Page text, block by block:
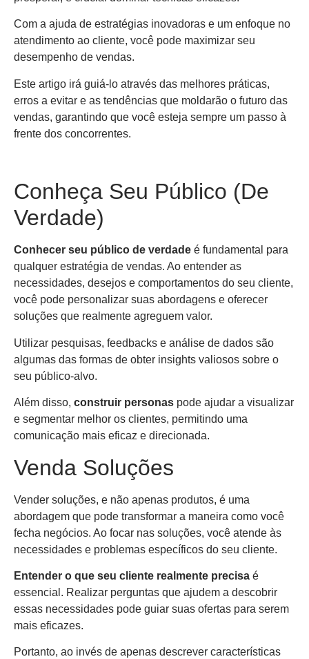
Com a ajuda de estratégias inovadoras e um enfoque no
atendimento ao cliente, você pode maximizar seu
desempenho de vendas.
Este artigo irá guiá-lo através das melhores práticas,
erros a evitar e as tendências que moldarão o futuro das
vendas, garantindo que você esteja sempre um passo à
frente dos concorrentes.
Conheça Seu Público (De
Verdade)
Conhecer seu público de verdade é fundamental para
qualquer estratégia de vendas. Ao entender as
necessidades, desejos e comportamentos do seu cliente,
você pode personalizar suas abordagens e oferecer
soluções que realmente agreguem valor.
Utilizar pesquisas, feedbacks e análise de dados são
algumas das formas de obter insights valiosos sobre o
seu público-alvo.
Além disso, construir personas pode ajudar a visualizar
e segmentar melhor os clientes, permitindo uma
comunicação mais eficaz e direcionada.
Venda Soluções
Vender soluções, e não apenas produtos, é uma
abordagem que pode transformar a maneira como você
fecha negócios. Ao focar nas soluções, você atende às
necessidades e problemas específicos do seu cliente.
Entender o que seu cliente realmente precisa é
essencial. Realizar perguntas que ajudem a descobrir
essas necessidades pode guiar suas ofertas para serem
mais eficazes.
Portanto, ao invés de apenas descrever características